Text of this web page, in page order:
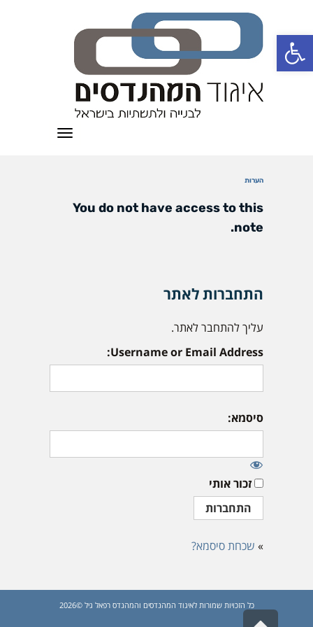
פתח סרגל נגישות
תפריט
הערות
You do not have access to this
note.
התחברות לאתר
עליך להתחבר לאתר.
Username or Email Address:
סיסמא:
זכור אותי
» שכחת סיסמא?
כל הזכויות שמורות לאיגוד המהנדסים והמהנדס רפאל גיל ©2026